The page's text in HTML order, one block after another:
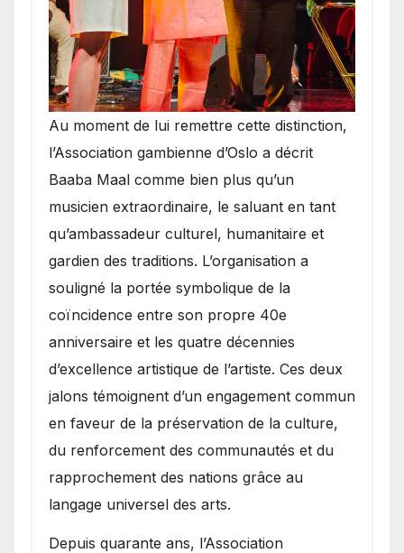
​Au moment de lui remettre cette distinction,
l’Association gambienne d’Oslo a décrit
Baaba Maal comme bien plus qu’un
musicien extraordinaire, le saluant en tant
qu’ambassadeur culturel, humanitaire et
gardien des traditions. L’organisation a
souligné la portée symbolique de la
coïncidence entre son propre 40e
anniversaire et les quatre décennies
d’excellence artistique de l’artiste. Ces deux
jalons témoignent d’un engagement commun
en faveur de la préservation de la culture,
du renforcement des communautés et du
rapprochement des nations grâce au
langage universel des arts.
​Depuis quarante ans, l’Association